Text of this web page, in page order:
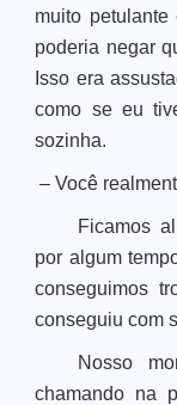
muito
poderia negar
Isso era
como se eu
sozinha.
– Você
Ficamos
por algum
conseguimos
conseguiu com
Nosso
chamando na